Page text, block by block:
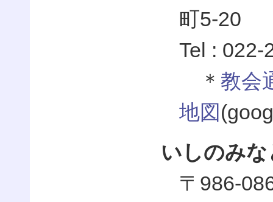
町5-20
Tel : 022-
＊ 教会
地図
いしのみ
〒986-